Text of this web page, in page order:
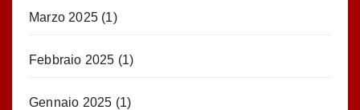
Marzo 2025 (1)
Febbraio 2025 (1)
Gennaio 2025 (1)